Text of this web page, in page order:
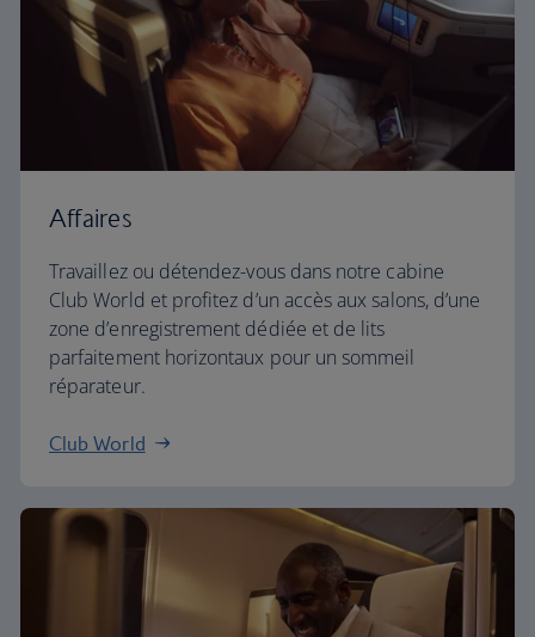
Affaires
Travaillez ou détendez-vous dans notre cabine
Club World et profitez d’un accès aux salons, d’une
zone d’enregistrement dédiée et de lits
parfaitement horizontaux pour un sommeil
réparateur.
Club World